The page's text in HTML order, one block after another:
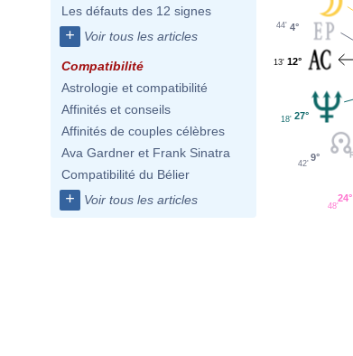
Les défauts des 12 signes
+ Voir tous les articles
Compatibilité
Astrologie et compatibilité
Affinités et conseils
Affinités de couples célèbres
Ava Gardner et Frank Sinatra
Compatibilité du Bélier
+ Voir tous les articles
4°
44'
12°
13'
27°
18'
9°
42'
24°
48'